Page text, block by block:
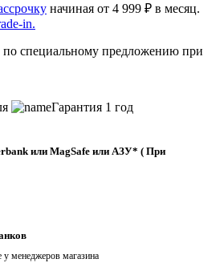
начиная от 4 999 ₽ в месяц.
in.
по специальному предложению при
Гарантия 1 год
или MagSafe или AЗУ* ( При
у менеджеров магазина